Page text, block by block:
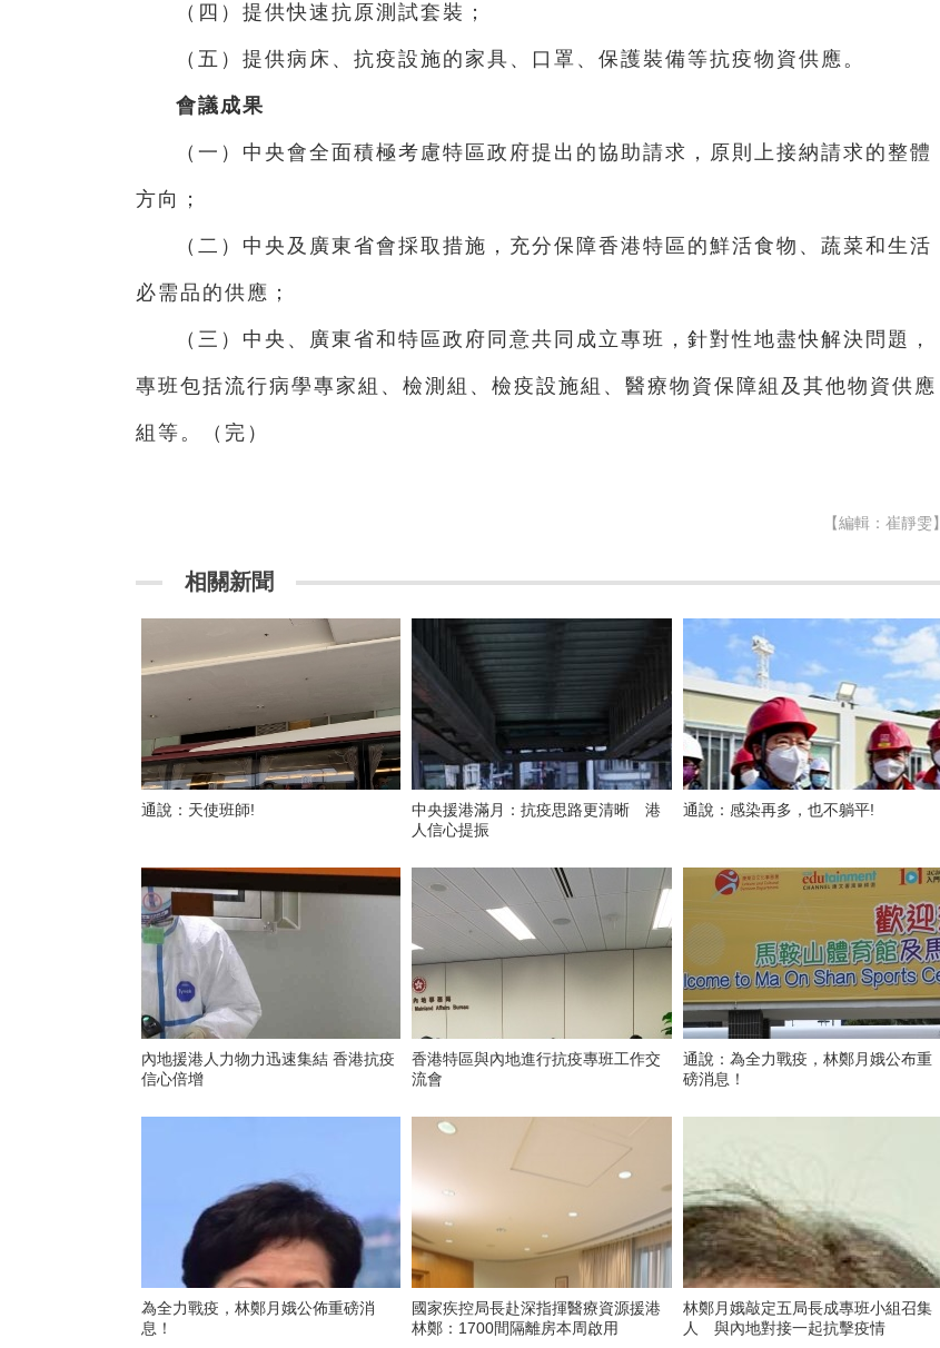
（四）提供快速抗原測試套裝；
（五）提供病床、抗疫設施的家具、口罩、保護裝備等抗疫物資供應。
會議成果
（一）中央會全面積極考慮特區政府提出的協助請求，原則上接納請求的整體
方向；
（二）中央及廣東省會採取措施，充分保障香港特區的鮮活食物、蔬菜和生活
必需品的供應；
（三）中央、廣東省和特區政府同意共同成立專班，針對性地盡快解決問題，
專班包括流行病學專家組、檢測組、檢疫設施組、醫療物資保障組及其他物資供應
組等。（完）
【編輯：崔靜雯】
相關新聞
通說：天使班師!
中央援港滿月：抗疫思路更清晰 港
人信心提振
通說：感染再多，也不躺平!
內地援港人力物力迅速集結 香港抗疫
信心倍增
香港特區與內地進行抗疫專班工作交
流會
通說：為全力戰疫，林鄭月娥公布重
磅消息！
為全力戰疫，林鄭月娥公佈重磅消
息！
國家疾控局長赴深指揮醫療資源援港
林鄭：1700間隔離房本周啟用
林鄭月娥敲定五局長成專班小組召集
人 與內地對接一起抗擊疫情